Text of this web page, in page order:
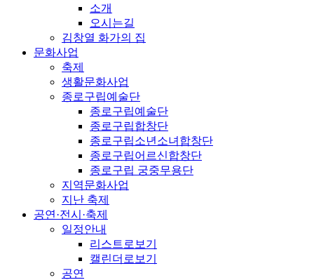
소개
오시는길
김창열 화가의 집
문화사업
축제
생활문화사업
종로구립예술단
종로구립예술단
종로구립합창단
종로구립소년소녀합창단
종로구립어르신합창단
종로구립 궁중무용단
지역문화사업
지난 축제
공연·전시·축제
일정안내
리스트로보기
캘린더로보기
공연